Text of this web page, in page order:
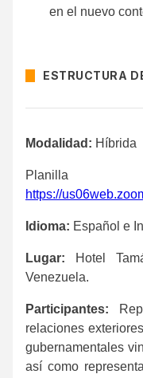
en el nuevo
ESTRUCTURA
Modalidad: Híbrida
https://
Idioma: Español e
Lugar: Hotel
Venezuela.
Participantes:
relaciones
gubernamentales
así como